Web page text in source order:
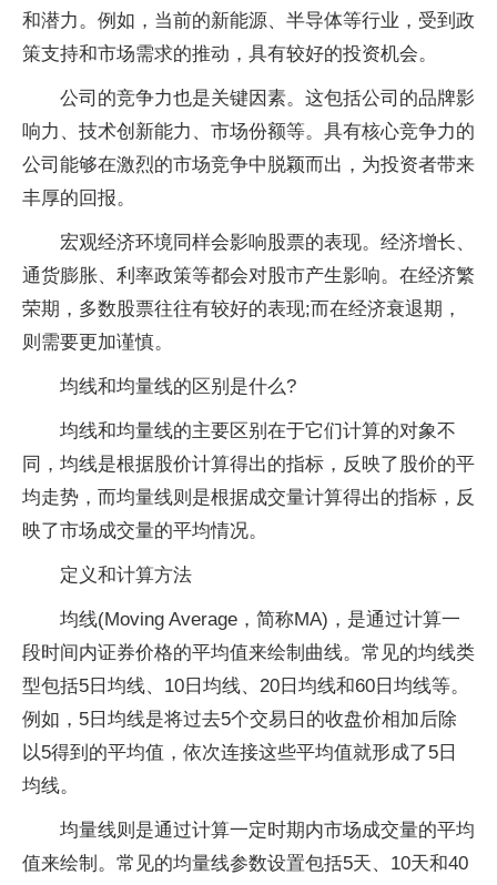
和潜力。例如，当前的新能源、半导体等行业，受到政
策支持和市场需求的推动，具有较好的投资机会。
公司的竞争力也是关键因素。这包括公司的品牌影
响力、技术创新能力、市场份额等。具有核心竞争力的
公司能够在激烈的市场竞争中脱颖而出，为投资者带来
丰厚的回报。
宏观经济环境同样会影响股票的表现。经济增长、
通货膨胀、利率政策等都会对股市产生影响。在经济繁
荣期，多数股票往往有较好的表现;而在经济衰退期，
则需要更加谨慎。
均线和均量线的区别是什么?
‌均线和均量线的主要区别在于它们计算的对象不
同，均线是根据股价计算得出的指标，反映了股价的平
均走势，而均量线则是根据成交量计算得出的指标，反
映了市场成交量的平均情况‌。‌
定义和计算方法
‌均线‌(Moving Average，简称MA)，是通过计算一
段时间内证券价格的平均值来绘制曲线。常见的均线类
型包括5日均线、10日均线、20日均线和60日均线等。
例如，5日均线是将过去5个交易日的收盘价相加后除
以5得到的平均值，依次连接这些平均值就形成了5日
均线。‌
‌均量线‌则是通过计算一定时期内市场成交量的平均
值来绘制。常见的均量线参数设置包括5天、10天和40